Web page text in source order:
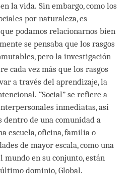
la vida. Sin embargo, como los
por naturaleza, es
podamos relacionarnos bien
se pensaba que los rasgos
pero la investigación
cada vez más que los rasgos
a través del aprendizaje, la
“Social” se refiere a
inmediatas, así
dentro de una comunidad a
escuela, oficina, familia o
de mayor escala, como una
mundo en su conjunto, están
dominio, Global.